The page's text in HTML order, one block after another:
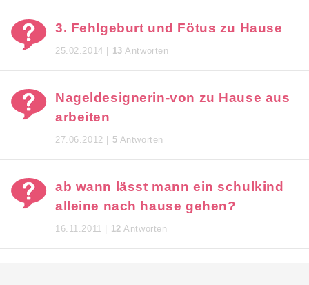
3. Fehlgeburt und Fötus zu Hause
25.02.2014 | 13 Antworten
Nageldesignerin-von zu Hause aus
arbeiten
27.06.2012 | 5 Antworten
ab wann lässt mann ein schulkind
alleine nach hause gehen?
16.11.2011 | 12 Antworten